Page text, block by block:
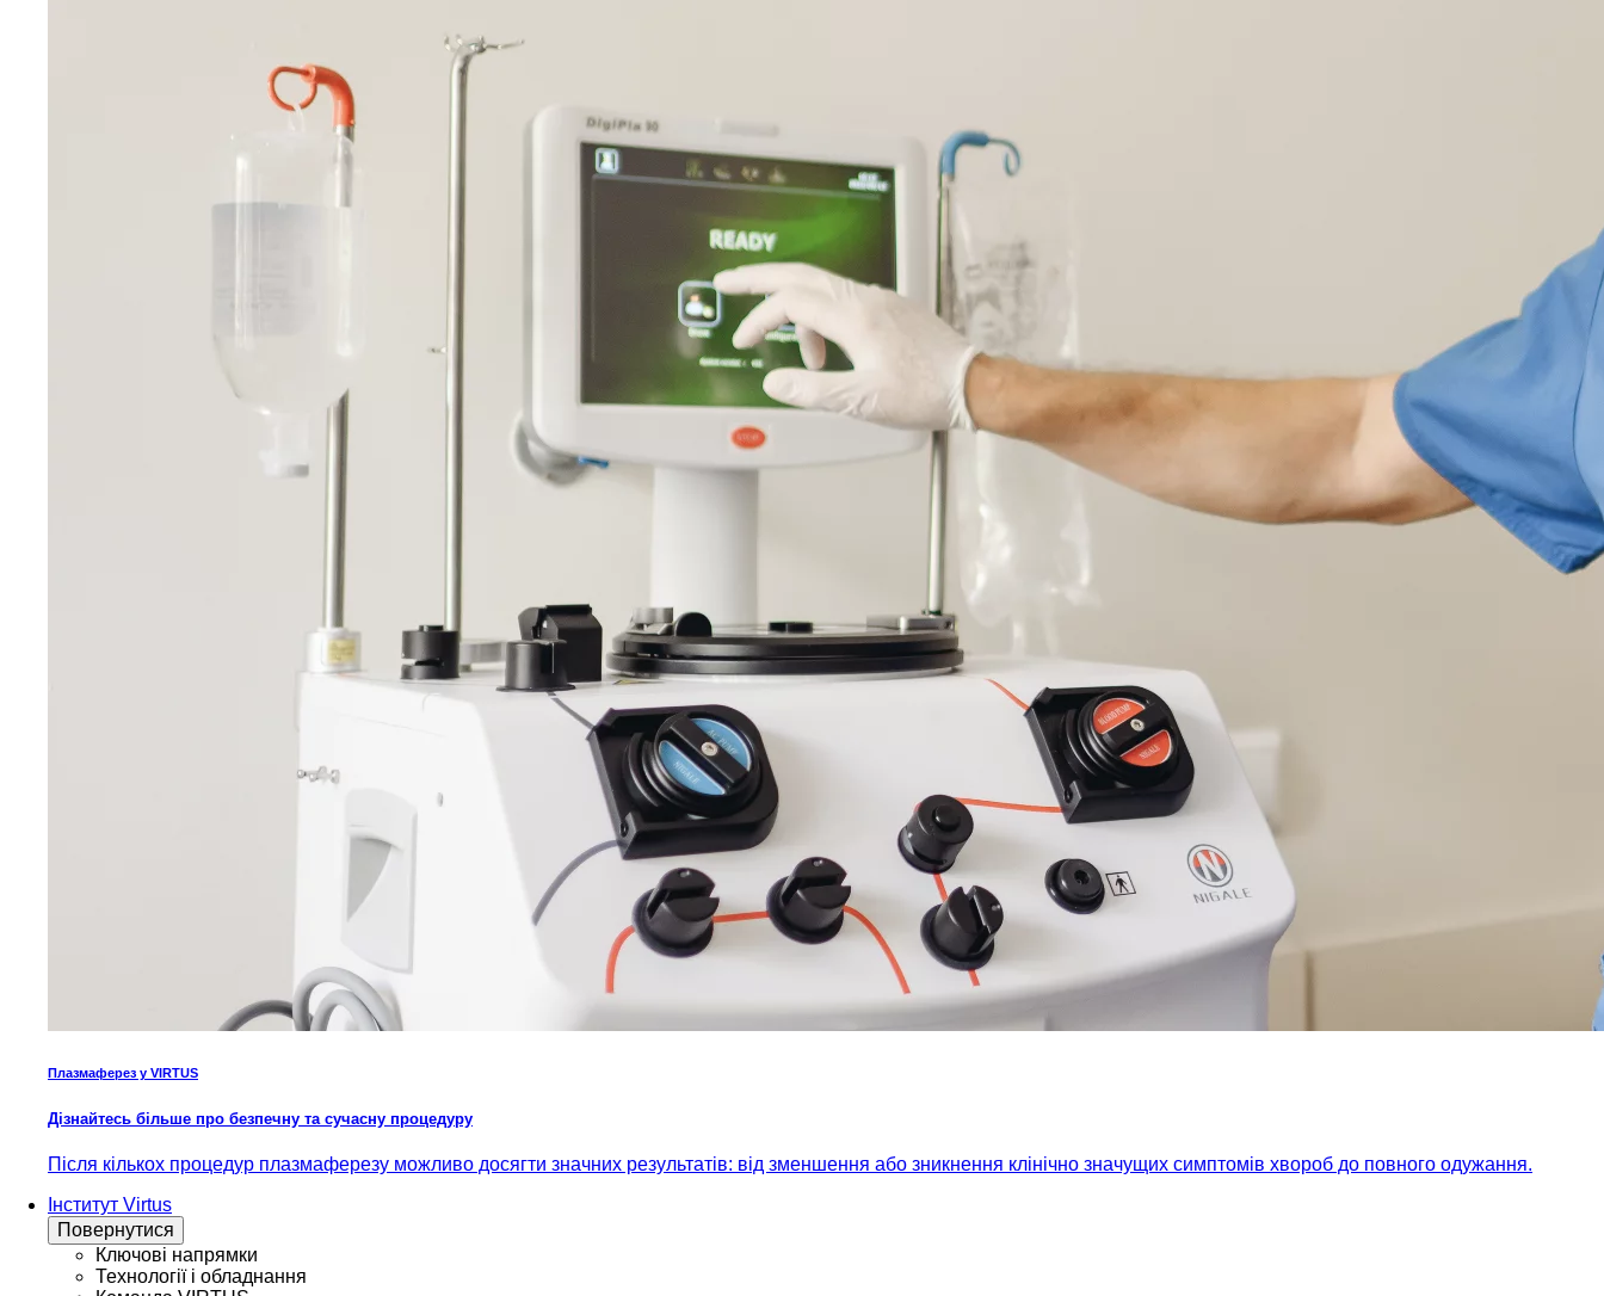
Плазмаферез у VIRTUS
Дізнайтесь більше про безпечну та сучасну процедуру
Після кількох процедур плазмаферезу можливо досягти значних результатів: від зменшення або зникнення клінічно значущих симптомів хвороб до повного одужання.
Інститут Virtus
Повернутися
Ключові напрямки
Технології і обладнання